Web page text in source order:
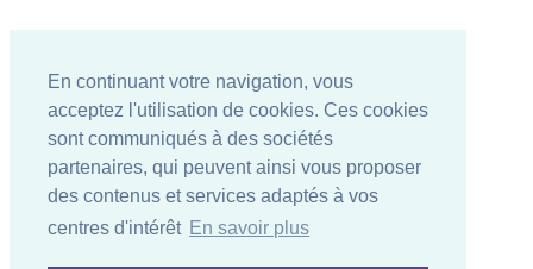
En continuant votre navigation, vous
acceptez l'utilisation de cookies. Ces cookies
sont communiqués à des sociétés
partenaires, qui peuvent ainsi vous proposer
des contenus et services adaptés à vos
centres d'intérêt En savoir plus